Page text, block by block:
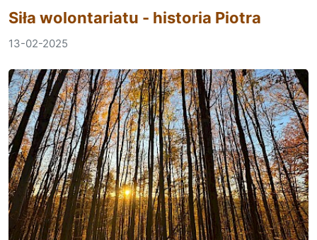
Siła wolontariatu - historia Piotra
13-02-2025